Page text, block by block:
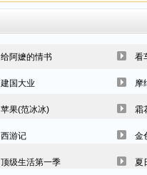
给阿嬷的情书 看
建国大业 摩
苹果(范冰冰) 霜
西游记 金
顶级生活第一季 夏